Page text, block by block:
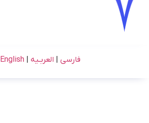
فارسی العربـیه English